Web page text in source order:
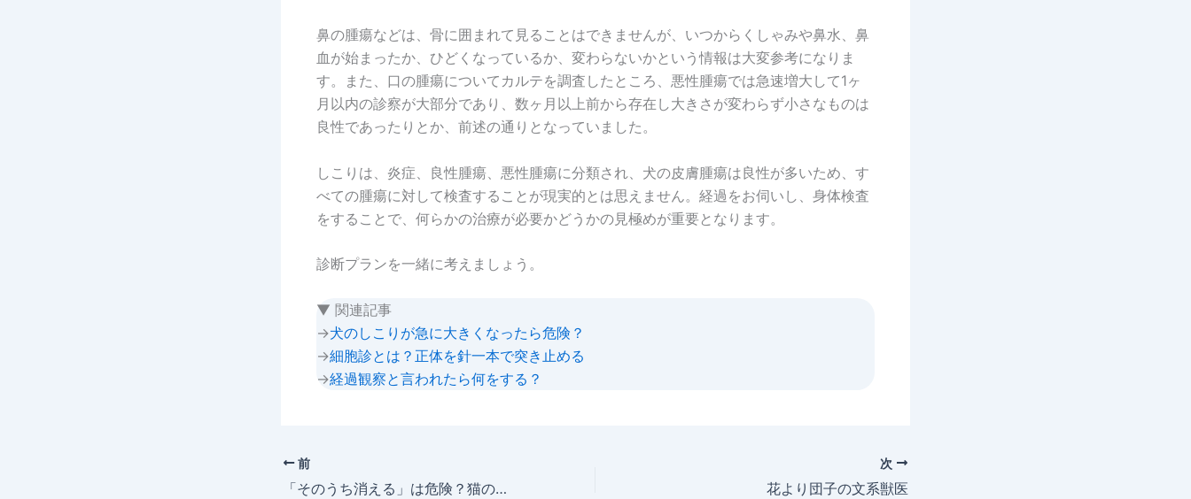
鼻の腫瘍などは、骨に囲まれて見ることはできませんが、いつからくしゃみや鼻水、鼻
血が始まったか、ひどくなっているか、変わらないかという情報は大変参考になりま
す。また、口の腫瘍についてカルテを調査したところ、悪性腫瘍では急速増大して1ヶ
月以内の診察が大部分であり、数ヶ月以上前から存在し大きさが変わらず小さなものは
良性であったりとか、前述の通りとなっていました。
しこりは、炎症、良性腫瘍、悪性腫瘍に分類され、犬の皮膚腫瘍は良性が多いため、す
べての腫瘍に対して検査することが現実的とは思えません。経過をお伺いし、身体検査
をすることで、何らかの治療が必要かどうかの見極めが重要となります。
診断プランを一緒に考えましょう。
▼ 関連記事
→犬のしこりが急に大きくなったら危険？
→細胞診とは？正体を針一本で突き止める
→経過観察と言われたら何をする？
前
「そのうち消える」は危険？猫のしこりを見つけたら何日待てるか
次
花より団子の文系獣医